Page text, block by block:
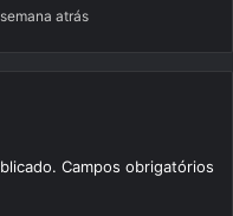
atrás
Campos obrigatórios